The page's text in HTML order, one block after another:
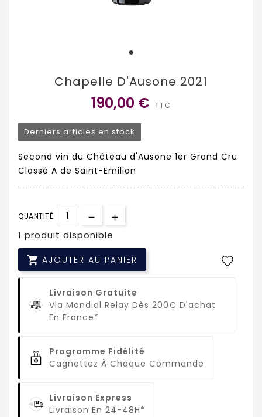
Chapelle D'Ausone 2021
190,00 € TTC
Derniers articles en stock
Second vin du Château d'Ausone 1er Grand Cru
Classé A de Saint-Emilion
QUANTITÉ
1 produit disponible
 AJOUTER AU PANIER
Livraison Gratuite
Via Mondial Relay Dès 200€ D'achat
En France*
Programme Fidélité
Cagnottez À Chaque Commande
Livraison Express
Livraison En 24-48H*